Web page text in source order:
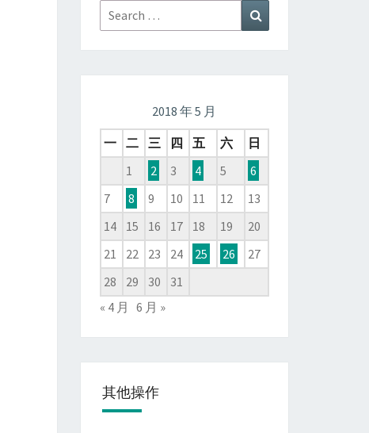
Search
for:
2018 年 5 月
一
二 三 四 五 六
日
1
2 3 4 5
6
7
8 9 10 11 12
13
14
15 16 17 18 19
20
21
22 23 24 25 26
27
28
29 30
31
« 4 月 6 月 »
其他操作